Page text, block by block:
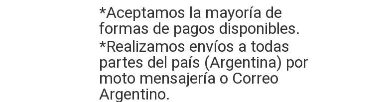
*Aceptamos la mayoría de
formas de pagos disponibles.
*Realizamos envíos a todas
partes del país (Argentina) por
moto mensajería o Correo
Argentino.